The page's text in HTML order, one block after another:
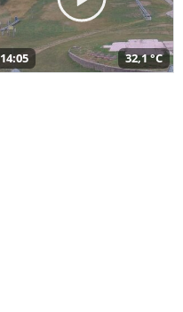
14:05 32,1 °C